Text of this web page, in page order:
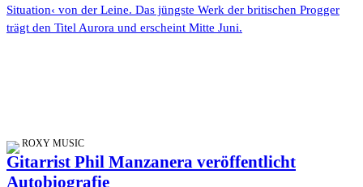
Situation‹ von der Leine. Das jüngste Werk der britischen Progger
trägt den Titel Aurora und erscheint Mitte Juni.
ROXY MUSIC
Gitarrist Phil Manzanera veröffentlicht
Autobiografie